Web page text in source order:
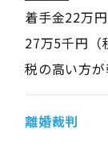
着手金22万
27万5千円（
税の高い方が
離婚裁判